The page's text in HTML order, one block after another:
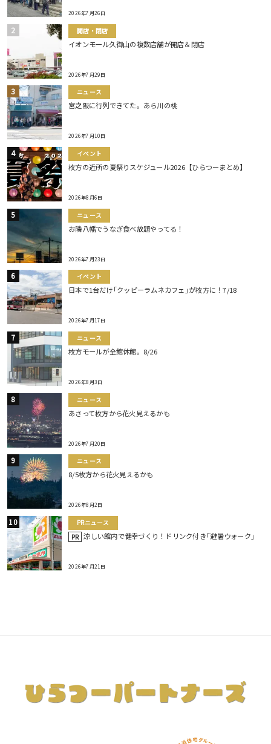
2026年7月26日
開店・閉店
イオンモール久御山の複数店舗が開店＆閉店
2026年7月29日
ニュース
宮之阪に行列できてた。あら川の桃
2026年7月10日
イベント
枚方の近所の夏祭りスケジュール2026【ひらつーまとめ】
2026年8月6日
ニュース
お隣八幡でうなぎ食べ放題やってる！
2026年7月23日
イベント
日本で1台だけ｢クッピーラムネカフェ｣が枚方に！7/18
2026年7月17日
ニュース
枚方モールが全館休館。8/26
2026年8月3日
ニュース
あさって枚方から花火見えるかも
2026年7月20日
ニュース
8/5枚方から花火見えるかも
2026年8月2日
PRニュース
PR 涼しい館内で健幸づくり！ドリンク付き｢避暑ウォーク｣
2026年7月21日